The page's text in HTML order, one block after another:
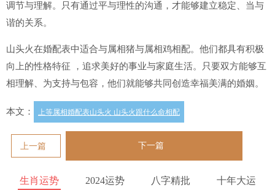
调节与理解。只有通过平与理性的沟通，才能够建立稳定、当与
谐的关系。
山头火在婚配表中适合与属相猪与属相鸡相配。他们都具有积极
向上的性格特征 ，追求美好的事业与家庭生活。只要双方能够互
相理解、为支持与包容，他们就能够共同创造幸福美满的婚姻。
本文： 上等属相婚配表山头火 山头火跟什么命相配
上一篇 下一篇
生肖运势 2024运势 八字精批 十年大运